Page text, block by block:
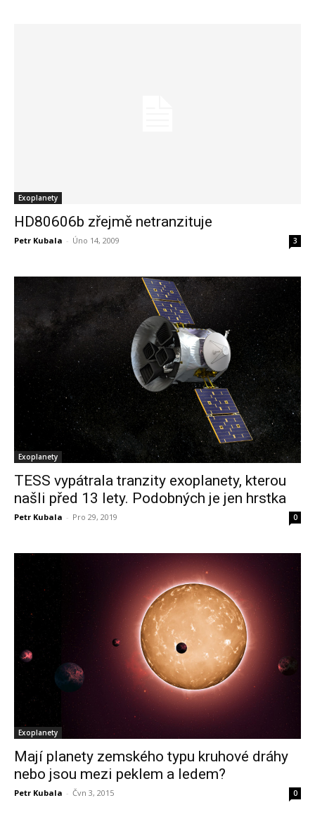
Exoplanety
HD80606b zřejmě netranzituje
Petr Kubala - Úno 14, 2009 3
Exoplanety
TESS vypátrala tranzity exoplanety, kterou
našli před 13 lety. Podobných je jen hrstka
Petr Kubala - Pro 29, 2019 0
Exoplanety
Mají planety zemského typu kruhové dráhy
nebo jsou mezi peklem a ledem?
Petr Kubala - Čvn 3, 2015 0